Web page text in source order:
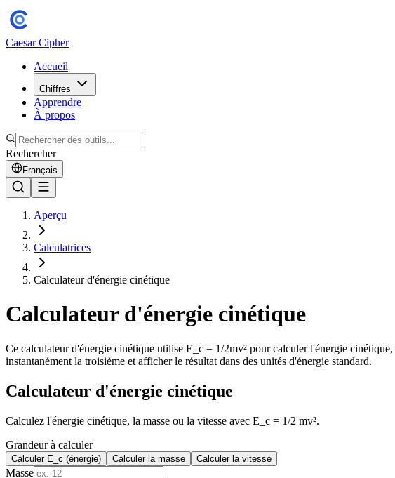
Caesar Cipher
Accueil
Chiffres
Apprendre
À propos
Rechercher
Français
Aperçu
Calculatrices
Calculateur d'énergie cinétique
Calculateur d'énergie cinétique
Ce calculateur d'énergie cinétique utilise E_c = 1/2mv² pour calculer l'énergie
instantanément la troisième et afficher le résultat dans des unités d'énergie standard.
Calculateur d'énergie cinétique
Calculez l'énergie cinétique, la masse ou la vitesse avec E_c = 1/2 mv².
Grandeur à calculer
Calculer E_c (énergie) Calculer la masse Calculer la vitesse
Masse